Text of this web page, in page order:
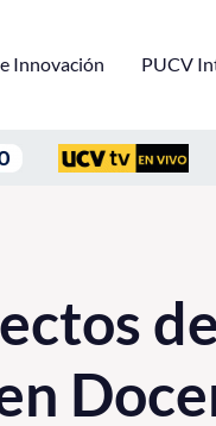
Innovación PUCV
de